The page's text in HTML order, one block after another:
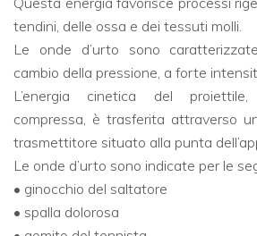
tendini, delle ossa e dei tessuti molli.
Le onde d’urto sono
cambio della pressione, a forte
L’energia cinetica del proiettile,
compressa, è trasferita attraverso
trasmettitore situato alla punta
Le onde d’urto sono indicate per le
• ginocchio del saltatore
• spalla dolorosa